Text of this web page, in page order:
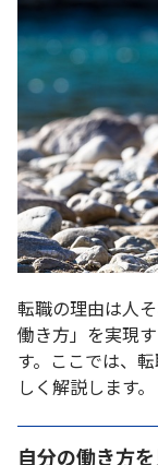
転職の理由は人
働き方」を実現
す。ここでは、
しく解説します。
自分の働き方